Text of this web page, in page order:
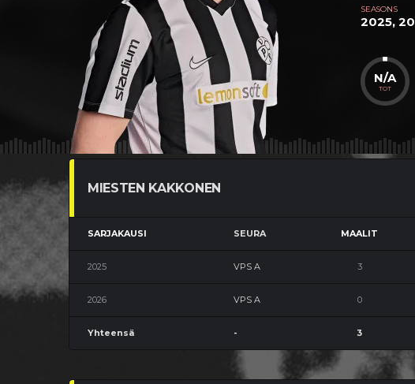
SEASONS
2025,
N/A
TOT
MIESTEN KAKKONEN
SARJAKAUSI SEURA MAALIT
2025 VPS A 3
2026 VPS A 0
Yhteensä - 3